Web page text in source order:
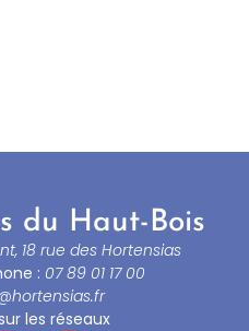
du Haut-Bois
18 rue des Hortensias
: 07 89 01 17 00
les réseaux